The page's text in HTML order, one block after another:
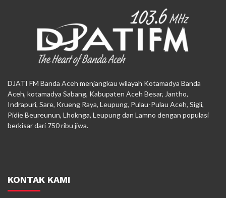
DJATI FM Banda Aceh menjangkau wilayah Kotamadya Banda
Aceh, kotamadya Sabang, Kabupaten Aceh Besar, Jantho,
Indrapuri, Sare, Krueng Raya, Leupung, Pulau-Pulau Aceh, Sigli,
Pidie Beureunun, Lhoknga, Leupung dan Lamno dengan populasi
berkisar dari 750 ribu jiwa.
KONTAK KAMI